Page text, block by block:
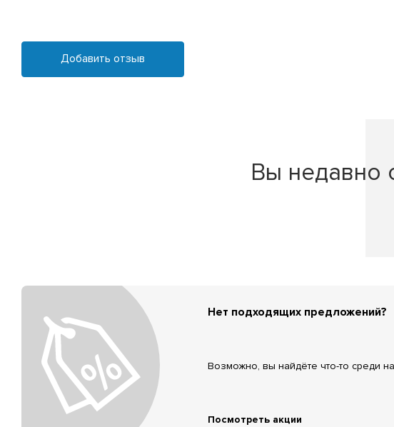
Добавить отзыв
Вы недавно
Нет подходящих предложений?
Возможно, вы найдёте что-то среди
Посмотреть акции